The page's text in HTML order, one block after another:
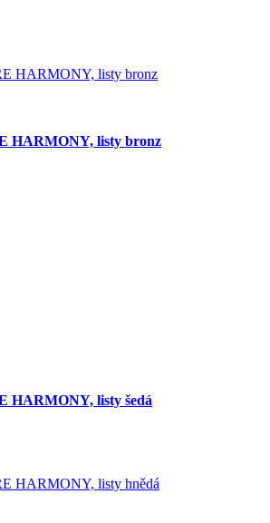
HARMONY, listy bronz
HARMONY, listy šedá